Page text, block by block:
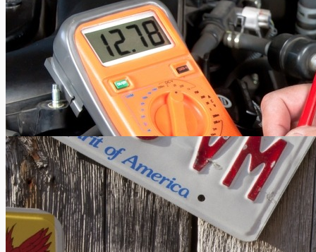
Comment choisir son compteur de vélo?
Alain Dierckx 0
Vous aimez faire du vélo et parcourir de longues distances ?
Vous ne voulez pas vous perdre en chemin et...